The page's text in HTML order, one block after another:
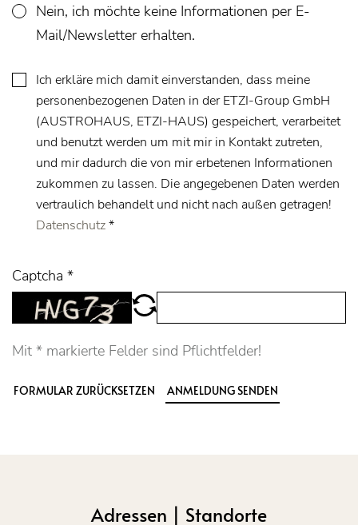
Nein, ich möchte keine Informationen per E-
Mail/Newsletter erhalten.
Ich erkläre mich damit einverstanden, dass meine
personenbezogenen Daten in der ETZI-Group GmbH
(AUSTROHAUS, ETZI-HAUS) gespeichert, verarbeitet
und benutzt werden um mit mir in Kontakt zutreten,
und mir dadurch die von mir erbetenen Informationen
zukommen zu lassen. Die angegebenen Daten werden
vertraulich behandelt und nicht nach außen getragen!
Datenschutz*
Captcha *
Mit * markierte Felder sind Pflichtfelder!
FORMULAR ZURÜCKSETZEN ANMELDUNG SENDEN
Adressen | Standorte